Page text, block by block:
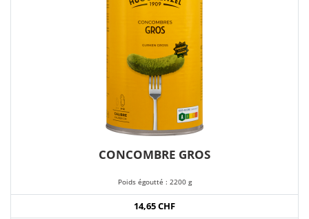
CONCOMBRE GROS
Poids égoutté : 2200 g
14,65 CHF